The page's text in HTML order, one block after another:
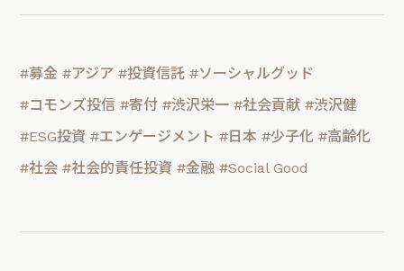
#募金 #アジア #投資信託 #ソーシャルグッド
#コモンズ投信 #寄付 #渋沢栄一 #社会貢献 #渋沢健
#ESG投資 #エンゲージメント #日本 #少子化 #高齢化
#社会 #社会的責任投資 #金融 #Social Good